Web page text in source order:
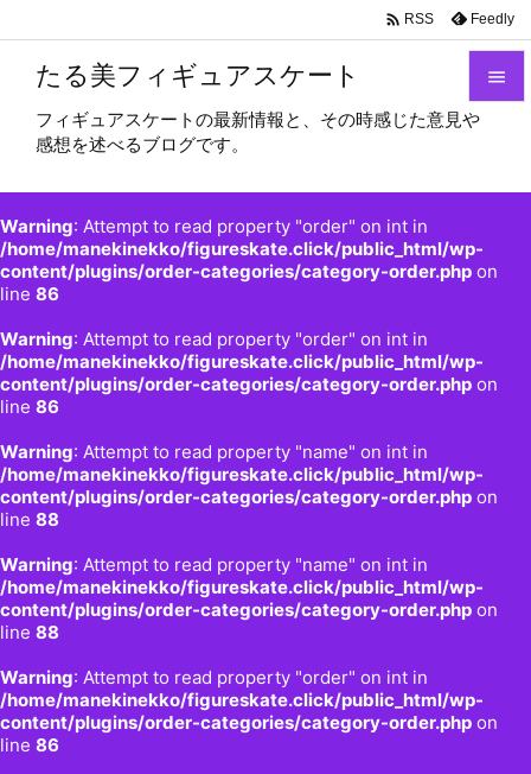
たる美フィギュアスケート
フィギュアスケートの最新情報と、その時感じた意見や
感想を述べるブログです。
Warning: Attempt to read property "order" on int in
/home/manekinekko/figureskate.click/public_html/wp-
content/plugins/order-categories/category-order.php on
line 86
Warning: Attempt to read property "order" on int in
/home/manekinekko/figureskate.click/public_html/wp-
content/plugins/order-categories/category-order.php on
line 86
Warning: Attempt to read property "name" on int in
/home/manekinekko/figureskate.click/public_html/wp-
content/plugins/order-categories/category-order.php on
line 88
Warning: Attempt to read property "name" on int in
/home/manekinekko/figureskate.click/public_html/wp-
content/plugins/order-categories/category-order.php on
line 88
Warning: Attempt to read property "order" on int in
/home/manekinekko/figureskate.click/public_html/wp-
content/plugins/order-categories/category-order.php on
line 86


前へ

 RSS Feedly